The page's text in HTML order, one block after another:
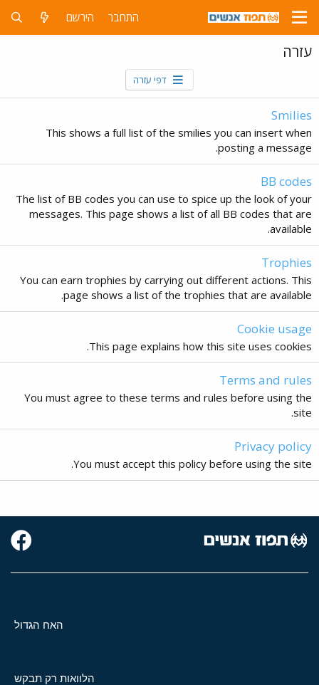
התחבר הירשם
עזרה
דפי עזרה
Smilies
This shows a full list of the smilies you can insert when
posting a message.
BB codes
The list of BB codes you can use to spice up the look of your
messages. This page shows a list of all BB codes that are
available.
Trophies
You can earn trophies by carrying out different actions. This
page shows a list of the trophies that are available.
Cookie usage
This page explains how this site uses cookies.
Terms and rules
You must agree to these terms and rules before using the
site.
Privacy policy
You must accept this policy before using the site.
האח הגדול
הלוואות רק תבקש